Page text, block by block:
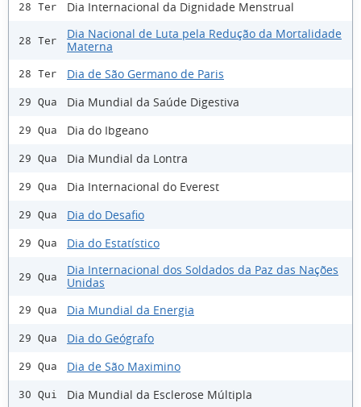
28 Ter Dia Internacional da Dignidade Menstrual
28 Ter
Dia Nacional de Luta pela Redução da Mortalidade
Materna
28 Ter Dia de São Germano de Paris
29 Qua Dia Mundial da Saúde Digestiva
29 Qua Dia do Ibgeano
29 Qua Dia Mundial da Lontra
29 Qua Dia Internacional do Everest
29 Qua Dia do Desafio
29 Qua Dia do Estatístico
29 Qua
Dia Internacional dos Soldados da Paz das Nações
Unidas
29 Qua Dia Mundial da Energia
29 Qua Dia do Geógrafo
29 Qua Dia de São Maximino
30 Qui Dia Mundial da Esclerose Múltipla